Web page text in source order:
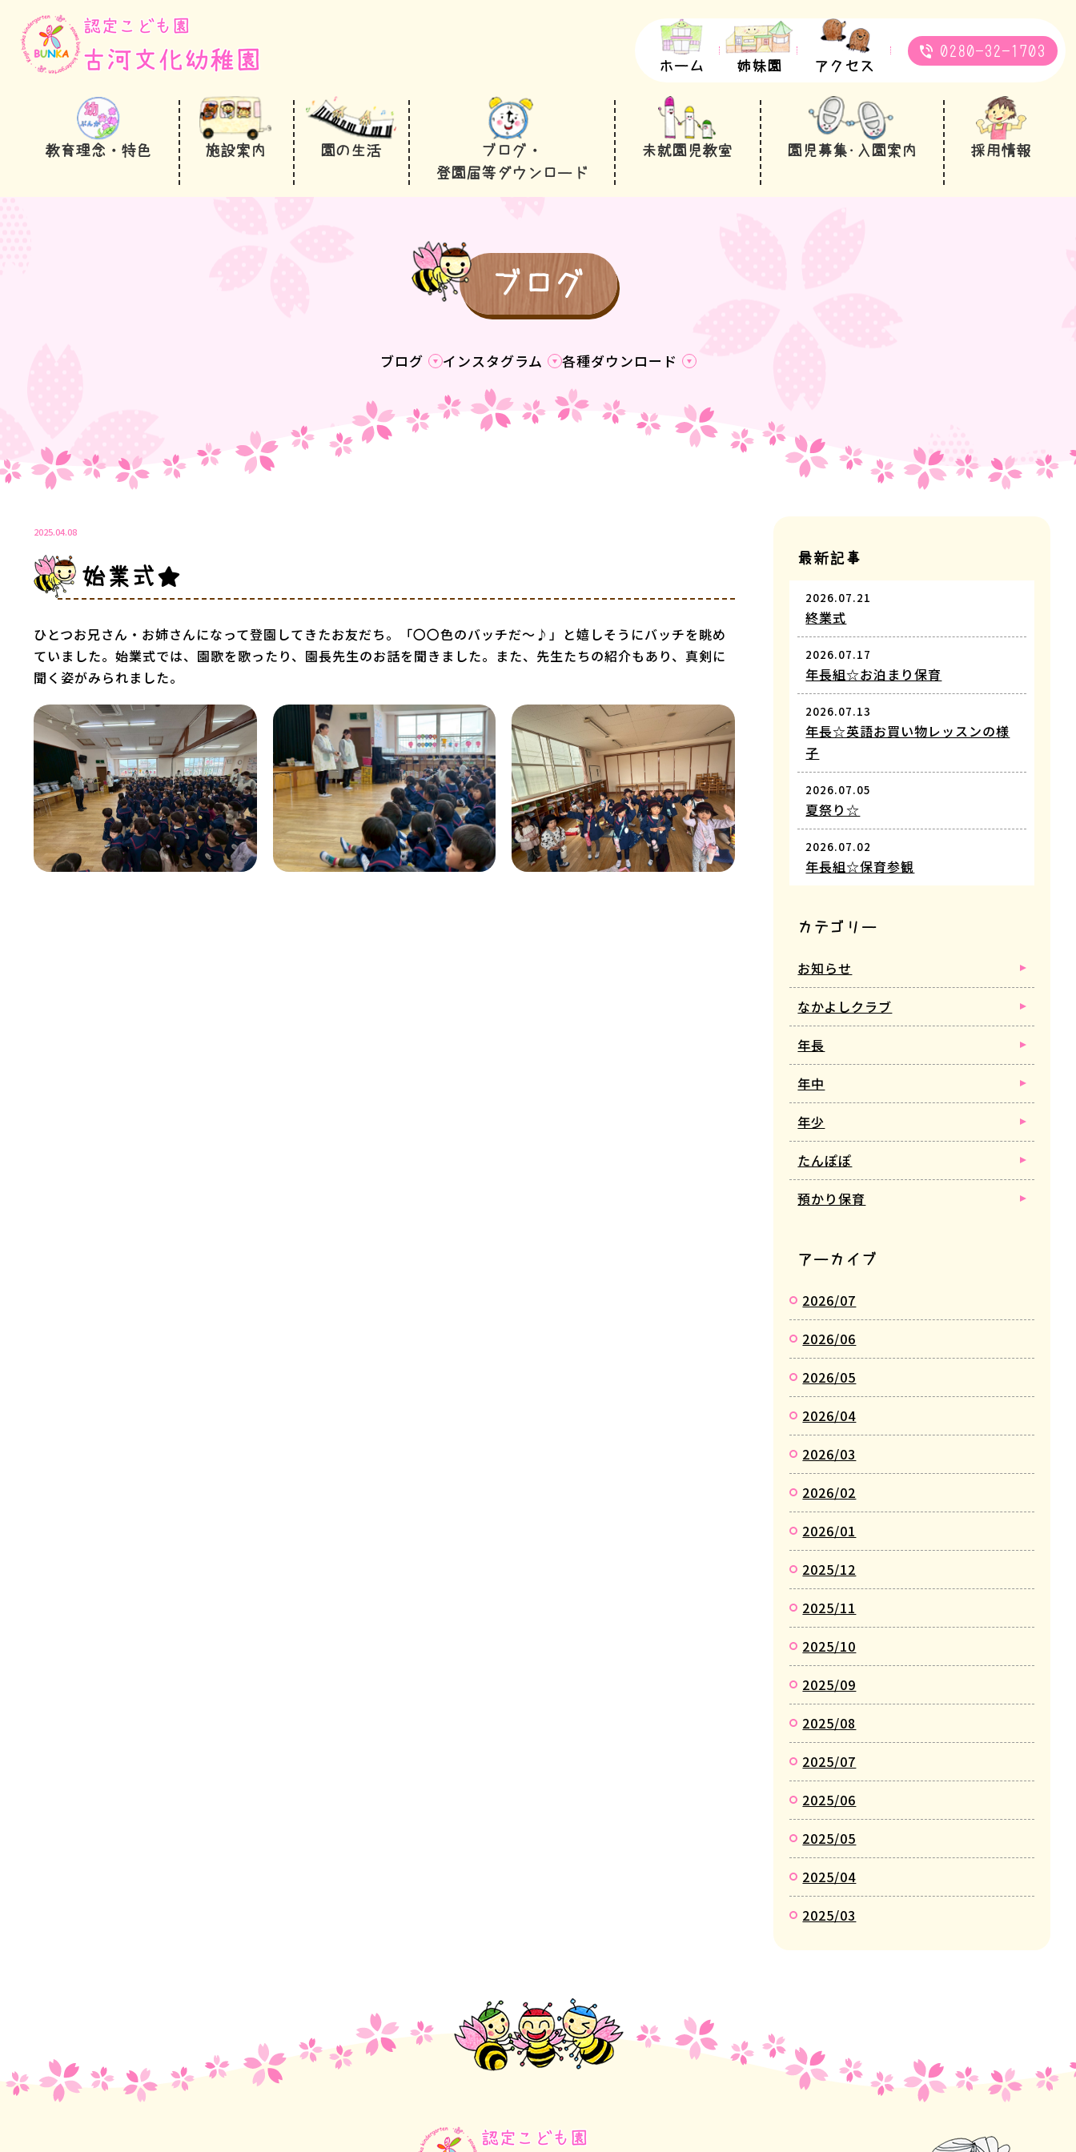
教育理念・特色 施設案内 園の生活
ブログ・
登園届等ダウンロード
未就園児教室 園児募集･入園案内 採用情報
ホーム 姉妹園 アクセス
0280-32-1703
ブログ
ブログ インスタグラム 各種ダウンロード
2025.04.08
始業式★
ひとつお兄さん・お姉さんになって登園してきたお友だち。「〇〇色のバッチだ～♪」と嬉しそうにバッチを眺め
ていました。始業式では、園歌を歌ったり、園長先生のお話を聞きました。また、先生たちの紹介もあり、真剣に
聞く姿がみられました。
最新記事
2026.07.21
終業式
2026.07.17
年長組☆お泊まり保育
2026.07.13
年長☆英語お買い物レッスンの様
子
2026.07.05
夏祭り☆
2026.07.02
年長組☆保育参観
カテゴリー
お知らせ
なかよしクラブ
年長
年中
年少
たんぽぽ
預かり保育
アーカイブ
2026/07
2026/06
2026/05
2026/04
2026/03
2026/02
2026/01
2025/12
2025/11
2025/10
2025/09
2025/08
2025/07
2025/06
2025/05
2025/04
2025/03